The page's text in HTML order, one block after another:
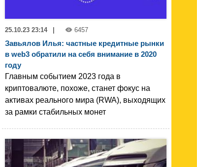
25.10.23 23:14 | 6457
Завьялов Илья: частные кредитные рынки
в web3 обратили на себя внимание в 2020
году
Главным событием 2023 года в
криптовалюте, похоже, станет фокус на
активах реального мира (RWA), выходящих
за рамки стабильных монет